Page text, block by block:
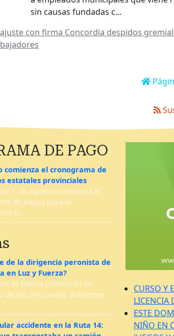
sin causas fundadas c…
ajuste con firma Concordia despidos
DE PAGO
comienza el cronograma de
estatales provinciales
1 de agosto comenzará el
de pagos para la
p…
de la dirigencia peronista de
en Luz y Fuerza?
se habría producido un
de los principales dirigentes
accidente en la Ruta 14:
CURSO Y
LICENCIA
ESTE
NIÑO EN